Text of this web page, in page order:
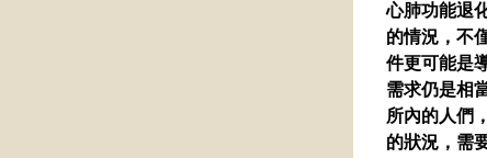
心肺功能退
的情況，不
件更可能是
需求仍是相
所內的人們
的狀況，需